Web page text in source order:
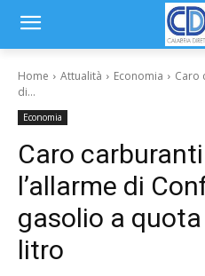
Home Attualità Economia
Caro
di...
Economia
Caro
l’allarme di
gasolio a
litro